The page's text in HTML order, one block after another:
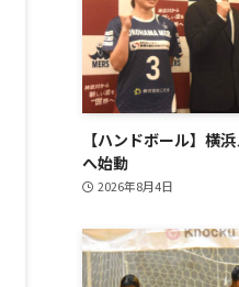
【ハンドボール】横
へ始動
2026年8月4日